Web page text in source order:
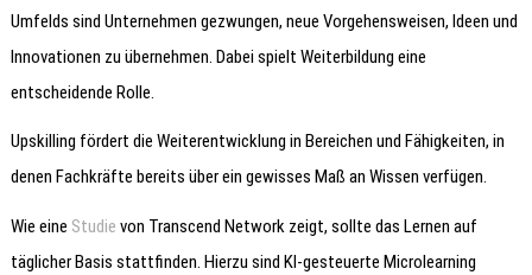
Umfelds sind Unternehmen gezwungen, neue Vorgehensweisen, Ideen und
Innovationen zu übernehmen. Dabei spielt Weiterbildung eine
entscheidende Rolle.
Upskilling fördert die Weiterentwicklung in Bereichen und Fähigkeiten, in
denen Fachkräfte bereits über ein gewisses Maß an Wissen verfügen.
Wie eine Studie von Transcend Network zeigt, sollte das Lernen auf
täglicher Basis stattfinden. Hierzu sind KI-gesteuerte Microlearning